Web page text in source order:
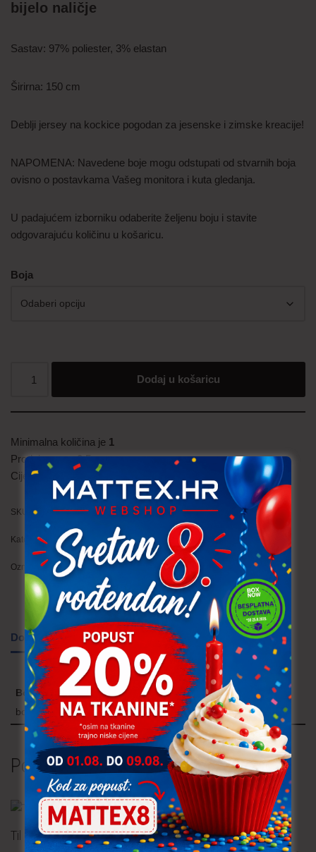
bijelo naličje
Sastav: 97% poliester, 3% elastan
Širirna: 150 cm
Deblji jersey na kockice pogodan za jesenske i zimske kreacije!
NAPOMENA: Navedene boje mogu odstupati od stvarnih boja
ovisno o postavkama Vašeg monitora i kuta gledanja.
U padajućem izborniku odaberite željenu boju i stavite
odgovarajuću količinu u košaricu.
Boja
Dodaj u košaricu
Minimalna količina je 1
Prodaje se po0.5
Cijena je
SKU: JER120 (305)
Kategorije: Jersey (mako),Trajno niska cijena!
Oznaka:cvijeće
Dodatne informacije
Boja
bordo, mint zelena, crna
Povezani proizvodi
Til čipka – cvijeće Tkanine za kapute